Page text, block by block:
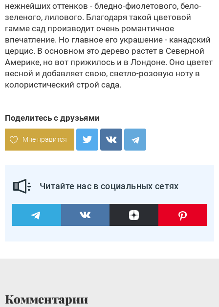
нежнейших оттенков - бледно-фиолетового, бело-
зеленого, лилового. Благодаря такой цветовой
гамме сад производит очень романтичное
впечатление. Но главное его украшение - канадский
церцис. В основном это дерево растет в Северной
Америке, но вот прижилось и в Лондоне. Оно цветет
весной и добавляет свою, светло-розовую ноту в
колористический строй сада.
Поделитесь с друзьями
Мне нравится
Читайте нас в социальных сетях
Комментарии